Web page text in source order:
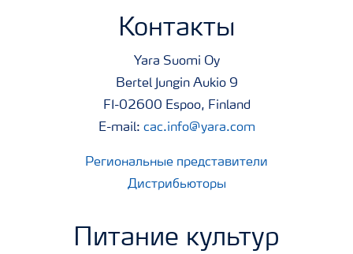
Контакты
Yara Suomi Oy
Bertel Jungin Aukio 9
FI-02600 Espoo, Finland
E-mail: cac.info@yara.com
Региональные представители
Дистрибьюторы
Питание культур